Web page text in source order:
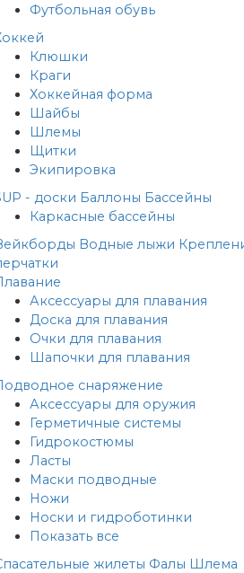
Футбольная обувь
Клюшки
Краги
Хоккейная форма
Шайбы
Шлемы
Щитки
Экипировка
- доски Баллоны Бассейны
Каркасные бассейны
Водные лыжи
Аксессуары для плавания
Доска для плавания
Очки для плавания
Шапочки для плавания
снаряжение
Аксессуары для оружия
Герметичные системы
Гидрокостюмы
Ласты
Маски подводные
Ножи
Носки и гидроботинки
Показать все
жилеты Фалы Шлема